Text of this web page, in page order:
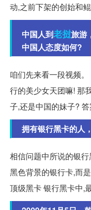
动,之前下架的创始和
中国人到老挝旅游
中国人态度如何?
咱们先来看一段视频
行的美少女天团嘛! 那
子,还是中国的妹子? 答
拥有银行黑卡的人
相信问题中所说的银
黑色背景的银行卡,而
顶级黑卡 银行黑卡中,